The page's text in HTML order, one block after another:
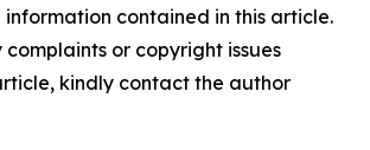
contained in this article.
or copyright issues
kindly contact the author